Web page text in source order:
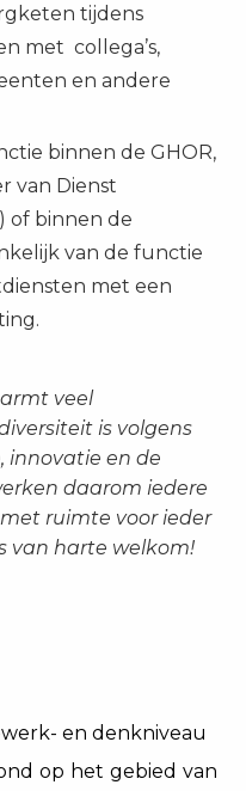
tijdens
met collega’s,
en andere
binnen de GHOR,
van Dienst
of binnen de
van de functie
met een
veel
is volgens
innovatie en de
daarom iedere
ruimte voor ieder
van harte welkom!
en denkniveau
op het gebied van